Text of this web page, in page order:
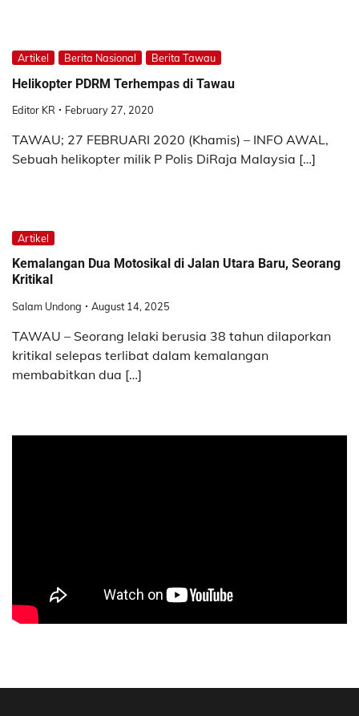
Artikel Berita Nasional Berita Tawau
Helikopter PDRM Terhempas di Tawau
Editor KR February 27, 2020
TAWAU; 27 FEBRUARI 2020 (Khamis) – INFO AWAL,
Sebuah helikopter milik P Polis DiRaja Malaysia […]
Artikel
Kemalangan Dua Motosikal di Jalan Utara Baru, Seorang
Kritikal
Salam Undong August 14, 2025
TAWAU – Seorang lelaki berusia 38 tahun dilaporkan
kritikal selepas terlibat dalam kemalangan
membabitkan dua […]